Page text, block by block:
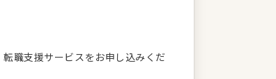
職支援サービスをお申し込みくだ